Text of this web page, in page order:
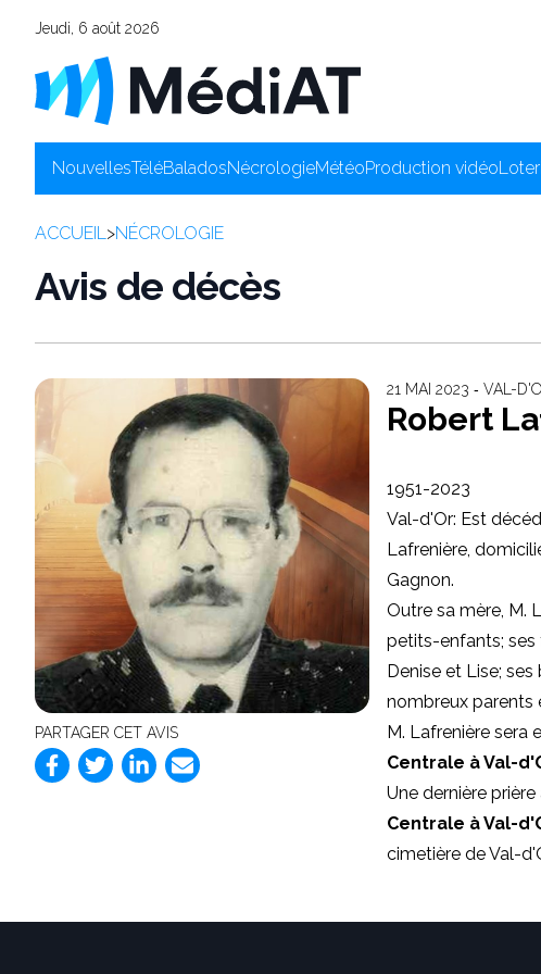
Jeudi, 6 août 2026
NouvellesTéléBaladosNécrologieMétéoProduction vidéo
ACCUEIL>NÉCROLOGIE
Avis de décès
PARTAGER CET AVIS
21 MAI 2023 ‐ VAL-
Robert
1951-2023
Val-d'Or: Est
Lafrenière,
Gagnon.
Outre sa mère, M.
petits-enfants; ses
Denise et Lise;
nombreux parents
M. Lafrenière sera
Centrale à Val-
Une dernière prière
Centrale à Val-
cimetière de Val-